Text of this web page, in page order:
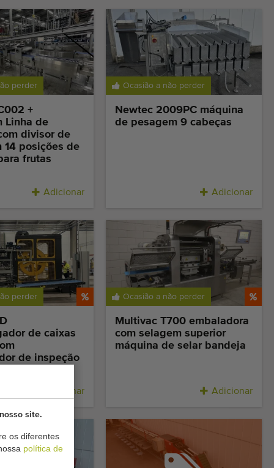
site.
os diferentes
política de
perder
+
Linha de
divisor de
14 posições de
frutas
Adicionar
Ocasião a não perder
Newtec 2009PC máquina
de pesagem 9 cabeças
Adicionar
perder
de caixas
de inspeção
Adicionar
Ocasião a não perder
Multivac T700 embaladora
com selagem superior
máquina de selar bandeja
Adicionar